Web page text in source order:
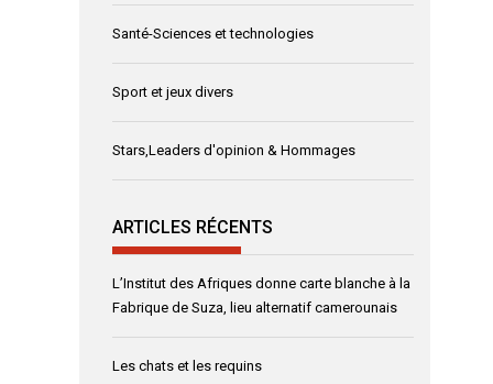
Santé-Sciences et technologies
Sport et jeux divers
Stars,Leaders d'opinion & Hommages
ARTICLES RÉCENTS
L’Institut des Afriques donne carte blanche à la
Fabrique de Suza, lieu alternatif camerounais
Les chats et les requins